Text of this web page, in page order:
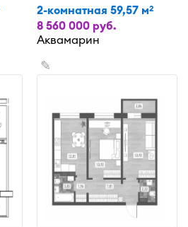
2-комнатная 59,57 м2
8 560 000 руб.
Аквамарин
✎